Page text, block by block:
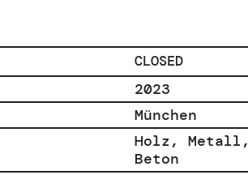
CLOSED
2023
München
Holz, Metall,
Beton